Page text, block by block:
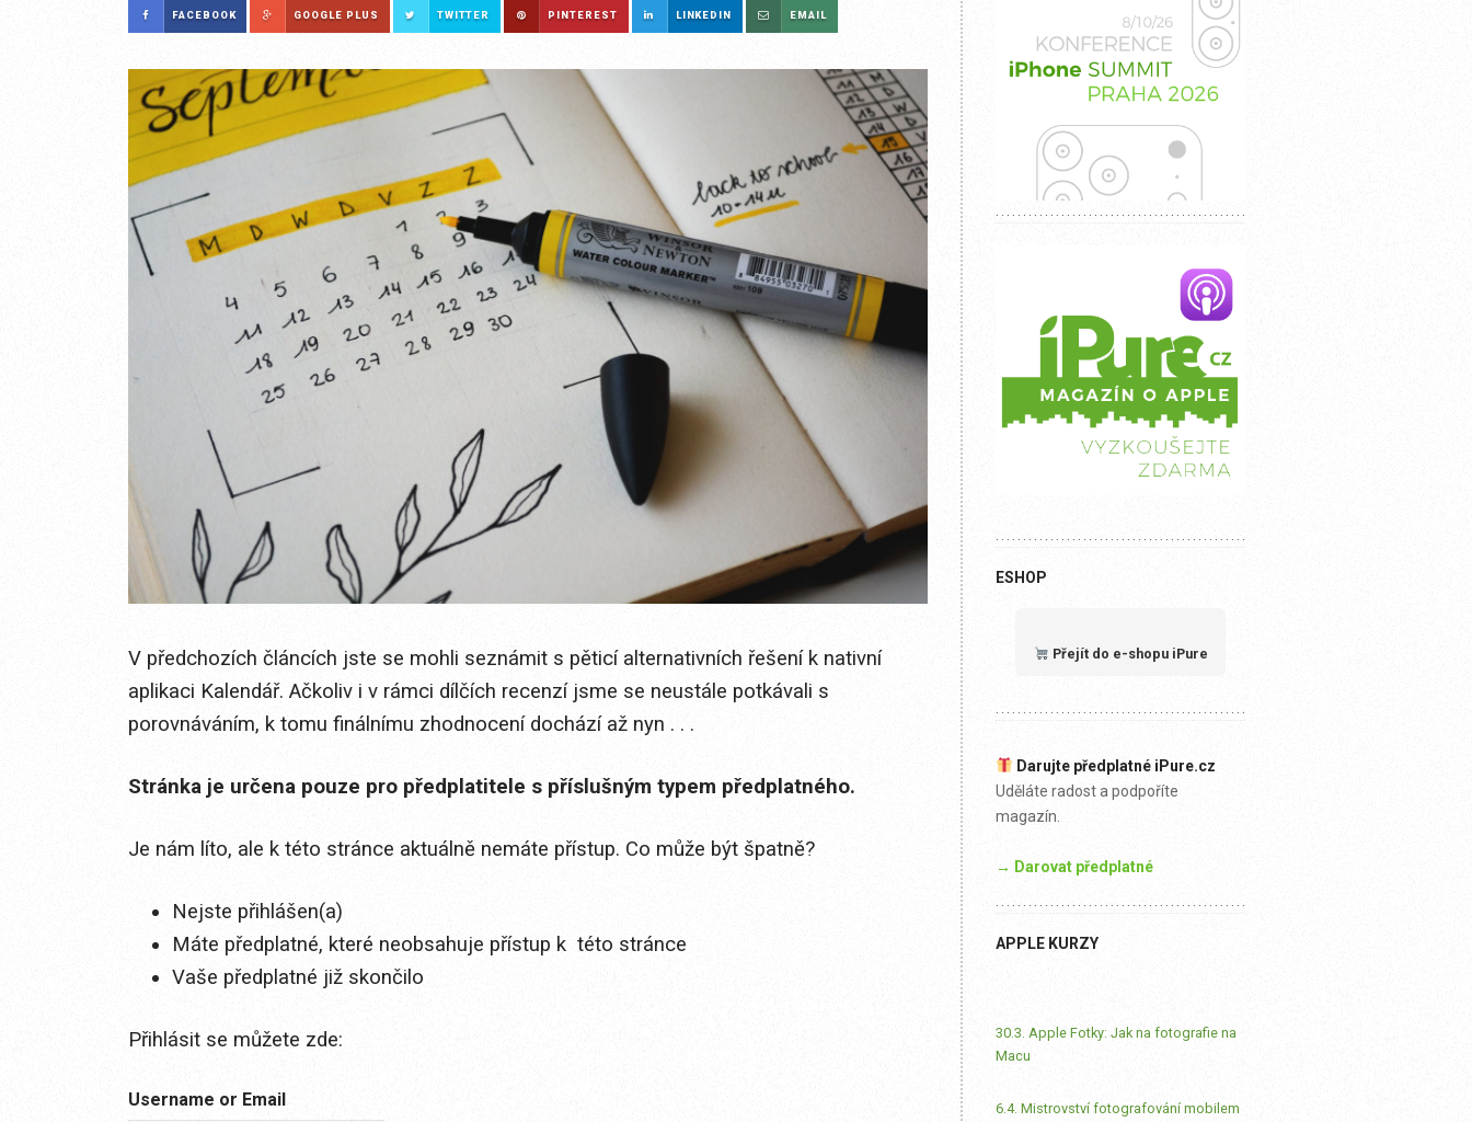
FACEBOOK GOOGLE PLUS TWITTER PINTEREST LINKEDIN EMAIL
V předchozích článcích jste se mohli seznámit s pěticí alternativních řešení k nativní
aplikaci Kalendář. Ačkoliv i v rámci dílčích recenzí jsme se neustále potkávali s
porovnáváním, k tomu finálnímu zhodnocení dochází až nyn . . .
Stránka je určena pouze pro předplatitele s příslušným typem předplatného.
Je nám líto, ale k této stránce aktuálně nemáte přístup. Co může být špatně?
Nejste přihlášen(a)
Máte předplatné, které neobsahuje přístup k této stránce
Vaše předplatné již skončilo
Přihlásit se můžete zde:
Username or Email
ESHOP
Přejít do e-shopu iPure
Darujte předplatné iPure.cz
Uděláte radost a podpoříte
magazín.
→ Darovat předplatné
APPLE KURZY
30.3. Apple Fotky: Jak na fotografie na
Macu
6.4. Mistrovství fotografování mobilem